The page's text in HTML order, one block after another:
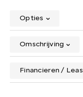
Opties
Omschrijving
Financieren /